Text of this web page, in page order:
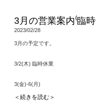
3月の営業案内⁽臨
2023/02/28
3月の予定です。
3/2(木) 臨時休業
3(金)-6(月)
s-clothes-tree展示会受注会
＜続きを読む＞